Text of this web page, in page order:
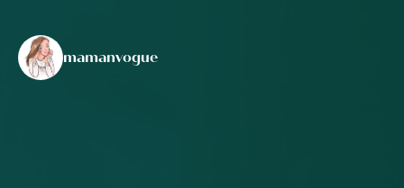
mamanvogue